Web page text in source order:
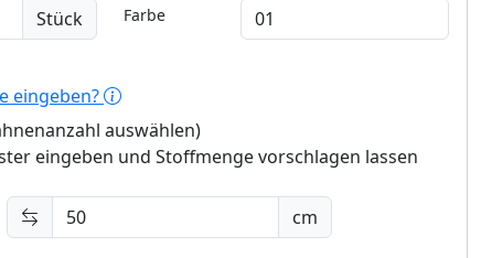
Stück Farbe
eingeben?
auswählen)
eingeben und Stoffmenge vorschlagen lassen
cm